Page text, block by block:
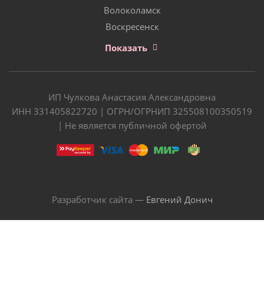
Волоколамск
Воскресенск
Показать
ИП Чулкова Анастасия Александровна
ИНН 331405822720 | ОГРН/ОГРНИП 325508100350519
| Не является публичной офертой
Разработчик сайта — Евгений Донич